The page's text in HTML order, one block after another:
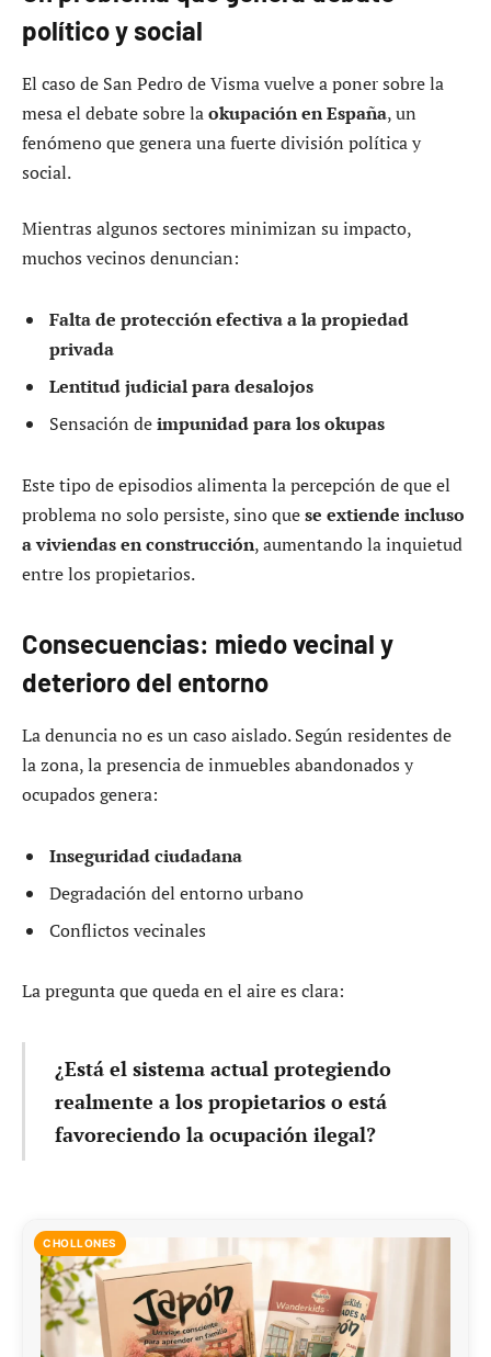
político y social
El caso de San Pedro de Visma vuelve a poner sobre la
mesa el debate sobre laokupación en España, un
fenómeno que genera una fuerte división política y
social.
Mientras algunos sectores minimizan su impacto,
muchos vecinos denuncian:
Falta de protección efectiva a la propiedad
privada
Lentitud judicial para desalojos
Sensación deimpunidad para los okupas
Este tipo de episodios alimenta la percepción de que el
problema no solo persiste, sino quese extiende incluso
a viviendas en construcción, aumentando la inquietud
entre los propietarios.
Consecuencias: miedo vecinal y
deterioro del entorno
La denuncia no es un caso aislado. Según residentes de
la zona, la presencia de inmuebles abandonados y
ocupados genera:
Inseguridad ciudadana
Degradación del entorno urbano
Conflictos vecinales
La pregunta que queda en el aire es clara:
¿Está el sistema actual protegiendo
realmente a los propietarios o está
favoreciendo la ocupación ilegal?
CHOLLONES